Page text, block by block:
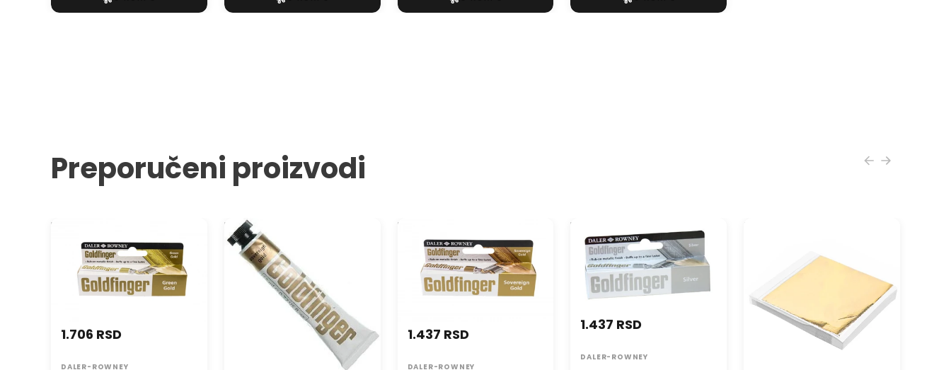
Preporučeni proizvodi
Pasta sa efektom Goldfinger -
green gold
1.706 RSD
DALER-ROWNEY
Daler- Rowney - Goldfinger
copper
Daler-Rowney Goldfinger -
sovereing gold
1.437 RSD
DALER-ROWNEY
Daler-Rovney Goldfinger -
silver
1.437 RSD
DALER-ROWNEY